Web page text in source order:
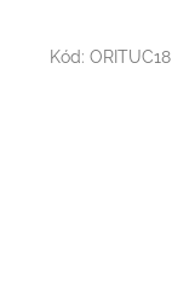
Kód: ORITUC18